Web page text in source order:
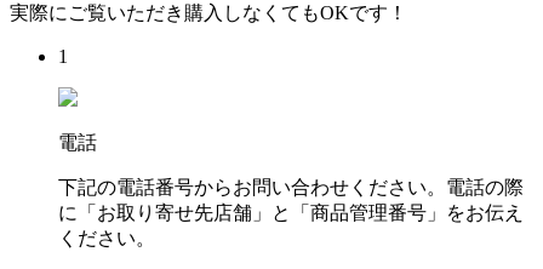
実際にご覧いただき購入しなくてもOKです！
1
電話
下記の電話番号からお問い合わせください。電話の際
に「お取り寄せ先店舗」と「商品管理番号」をお伝え
ください。